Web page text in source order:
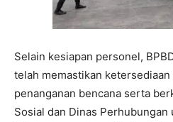
Selain kesiapan personel,
telah memastikan
penanganan bencana serta
Sosial dan Dinas Perhubungan